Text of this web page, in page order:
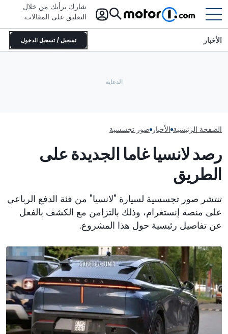
شارك برأيك من خلال
التعليق على المقالات.
تسجيل / تسجيل الدخول الأخبار
الصفحة الرئيسية الأخبار صور تجسسية
رصد لانسيا غاما الجديدة على
الطريق
تنتشر صور تجسسية لسيارة "لانسيا" من فئة الدفع الرباعي
على منصة إنستغرام، وذلك بالتزامن مع الكشف بالفعل
عن تفاصيل رئيسية حول هذا المشروع.